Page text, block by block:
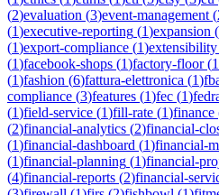
(2)evaluation (3)event-management (
(1)executive-reporting (1)expansion (
(1)export-compliance (1)extensibility
(1)facebook-shops (1)factory-floor(1
(1)fashion (6)fattura-elettronica (1)
compliance (3)features (1)fec (1)
(1)field-service (1)fill-rate (1)finance
(2)financial-analytics (2)financial-
(1)financial-dashboard (1)financial-
(1)financial-planning (1)financial-
(4)financial-reports (2)financial-